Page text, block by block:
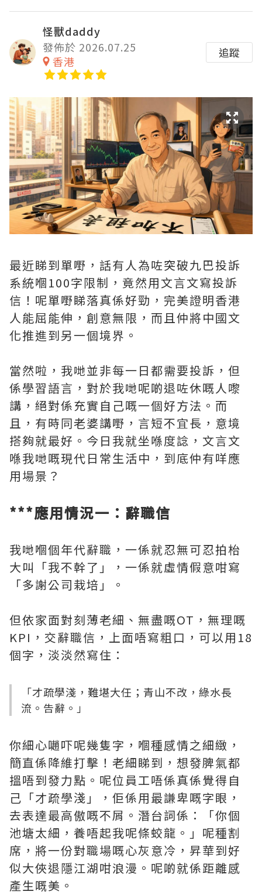
怪獸daddy
發佈於 2026.07.25
香港
追蹤
最近睇到單嘢，話有人為咗突破九巴投訴
系統嗰100字限制，竟然用文言文寫投訴
信！呢單嘢睇落真係好勁，完美證明香港
人能屈能伸，創意無限，而且仲將中國文
化推進到另一個境界。
當然啦，我哋並非每一日都需要投訴，但
係學習語言，對於我哋呢啲退咗休嘅人嚟
講，絕對係充實自己嘅一個好方法。而
且，有時同老婆講嘢，言短不宜長，意境
搭夠就最好。今日我就坐喺度諗，文言文
喺我哋嘅現代日常生活中，到底仲有咩應
用場景？
***應用情況一：辭職信
我哋嗰個年代辭職，一係就忍無可忍拍枱
大叫「我不幹了」，一係就虛情假意咁寫
「多謝公司栽培」。
但依家面對刻薄老細、無盡嘅OT，無理嘅
KPI，交辭職信，上面唔寫粗口，可以用18
個字，淡淡然寫住：
「才疏學淺，難堪大任；青山不改，綠水長
流。告辭。」
你細心𡁻吓呢幾隻字，嗰種感情之細緻，
簡直係降維打擊！老細睇到，想發脾氣都
搵唔到發力點。呢位員工唔係真係覺得自
己「才疏學淺」，佢係用最謙卑嘅字眼，
去表達最高傲嘅不屑。潛台詞係：「你個
池塘太細，養唔起我呢條蛟龍。」呢種割
席，將一份對職場嘅心灰意冷，昇華到好
似大俠退隱江湖咁浪漫。呢啲就係距離感
產生嘅美。